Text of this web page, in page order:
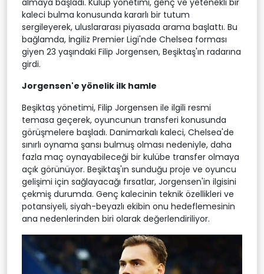
kaleci bulma konusunda kararlı bir tutum
sergileyerek, uluslararası piyasada arama başlattı. Bu
bağlamda, İngiliz Premier Ligi'nde Chelsea forması
giyen 23 yaşındaki Filip Jorgensen, Beşiktaş'ın radarına
girdi.
Jorgensen'e yönelik ilk hamle
Beşiktaş yönetimi, Filip Jorgensen ile ilgili resmi
temasa geçerek, oyuncunun transferi konusunda
görüşmelere başladı. Danimarkalı kaleci, Chelsea'de
sınırlı oynama şansı bulmuş olması nedeniyle, daha
fazla maç oynayabileceği bir kulübe transfer olmaya
açık görünüyor. Beşiktaş'ın sunduğu proje ve oyuncu
gelişimi için sağlayacağı fırsatlar, Jorgensen'in ilgisini
çekmiş durumda. Genç kalecinin teknik özellikleri ve
potansiyeli, siyah-beyazlı ekibin onu hedeflemesinin
ana nedenlerinden biri olarak değerlendiriliyor.